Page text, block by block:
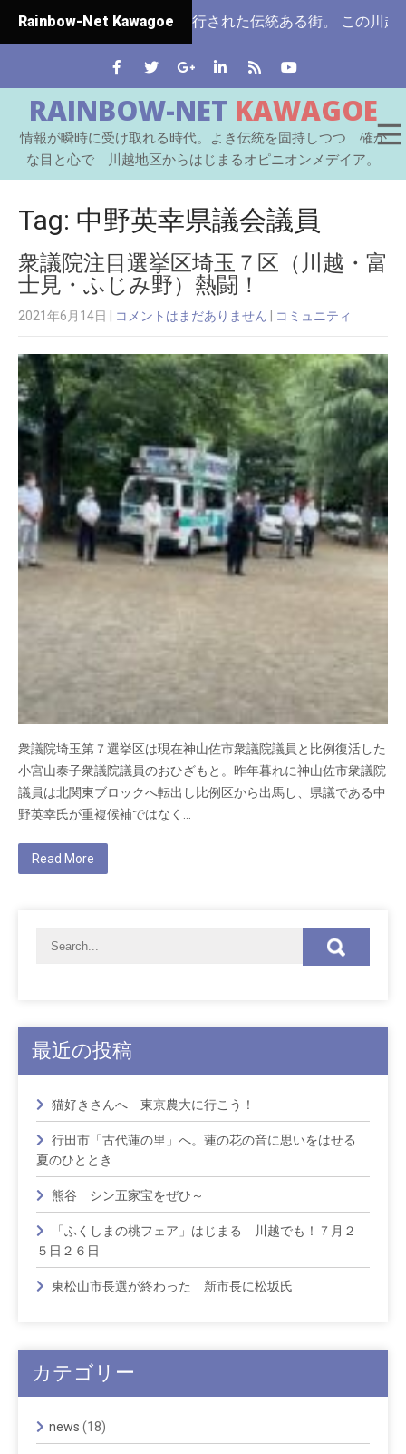
Rainbow-Net Kawagoe
県ではじめて市制施行された伝統ある街。 この川越をはじ
RAINBOW-NET KAWAGOE
情報が瞬時に受け取れる時代。よき伝統を固持しつつ 確か
な目と心で 川越地区からはじまるオピニオンメデイア。
Tag: 中野英幸県議会議員
衆議院注目選挙区埼玉７区（川越・富
士見・ふじみ野）熱闘！
2021年6月14日 コメントはまだありません コミュニティ
衆議院埼玉第７選挙区は現在神山佐市衆議院議員と比例復活した
小宮山泰子衆議院議員のおひざもと。昨年暮れに神山佐市衆議院
議員は北関東ブロックへ転出し比例区から出馬し、県議である中
野英幸氏が重複候補ではなく…
Read More
最近の投稿
猫好きさんへ 東京農大に行こう！
行田市「古代蓮の里」へ。蓮の花の音に思いをはせる
夏のひととき
熊谷 シン五家宝をぜひ～
「ふくしまの桃フェア」はじまる 川越でも！７月２
５日２６日
東松山市長選が終わった 新市長に松坂氏
カテゴリー
news (18)